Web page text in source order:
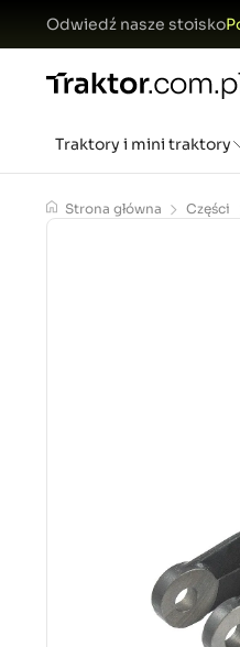
Odwiedź nasze stoisko
Traktory i mini traktory
Strona główna Części